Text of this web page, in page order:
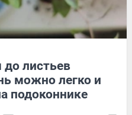
до листьев
можно легко и
подоконнике